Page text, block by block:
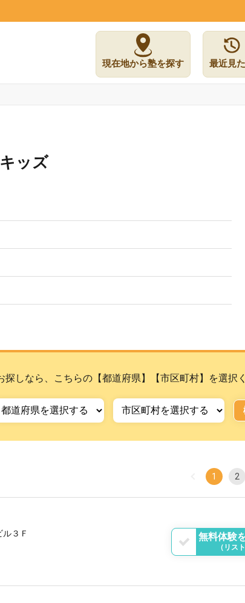
現在地から塾を探す 最近見
ッズ
しなら、こちらの【都道府県】【市区町村】を選択く
1 2
３Ｆ 無料体験
（リス